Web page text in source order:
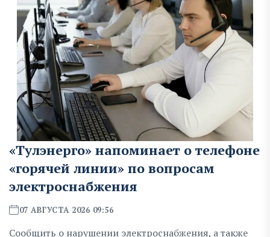
«Тулэнерго» напоминает о телефоне
«горячей линии» по вопросам
электроснабжения
07 АВГУСТА 2026 09:56
Сообщить о нарушении электроснабжения, а также